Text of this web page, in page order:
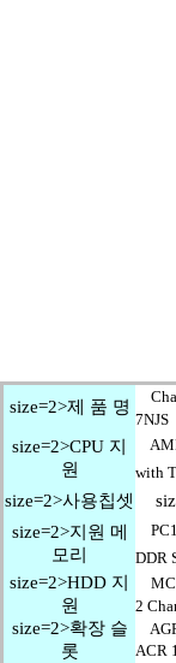
size=2>제 품 명
7NJS
size=2>CPU 지
원
with
size=2>사용칩셋
size=2>지원 메
모리
DDR
size=2>HDD 지
원
2
size=2>확장 슬
롯
ACR